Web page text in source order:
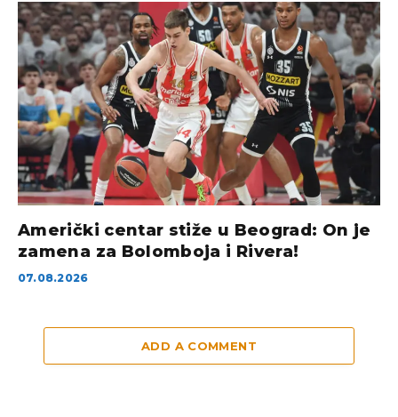
Američki centar stiže u Beograd: On je
zamena za Bolomboja i Rivera!
07.08.2026
ADD A COMMENT